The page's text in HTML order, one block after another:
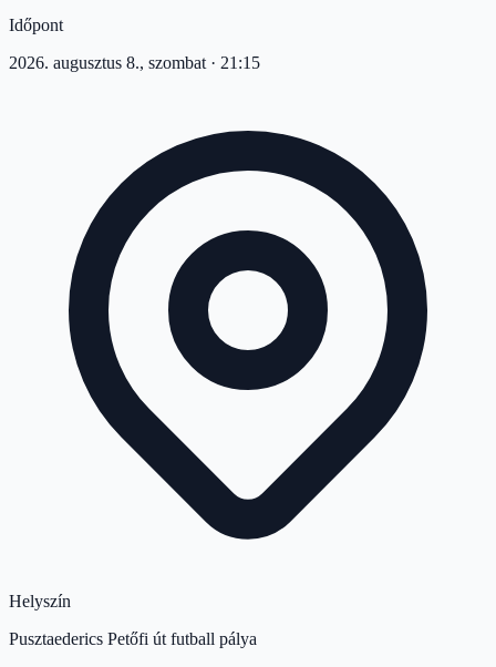
Időpont
2026. augusztus 8., szombat · 21:15
Helyszín
Pusztaederics Petőfi út futball pálya